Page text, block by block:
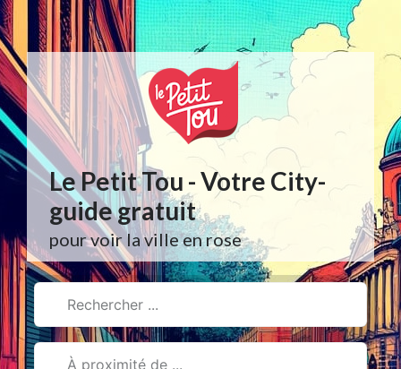
Aller
au
contenu
Le Petit Tou - Votre City-
guide gratuit
pour voir la ville en rose